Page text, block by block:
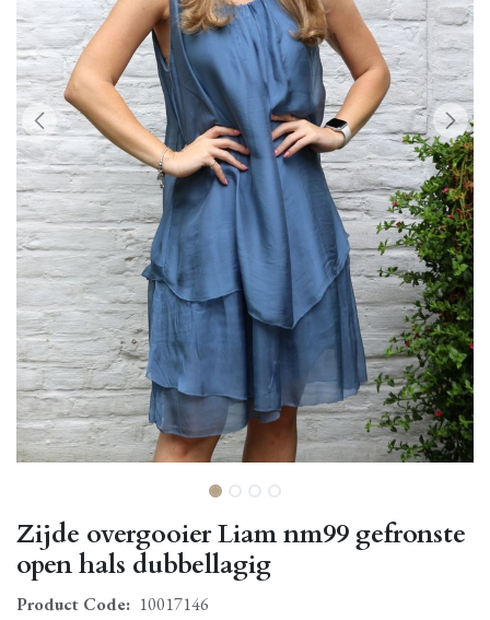
Zijde overgooier Liam nm99 gefronste
open hals dubbellagig
Product Code: 10017146